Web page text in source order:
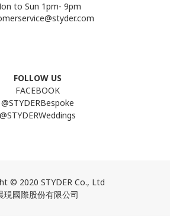
to Sun 1pm- 9pm
FOLLOW US
FACEBOOK
@STYDERBespoke
@STYDERWeddings
© 2020 STYDER Co., Ltd
現國際股份有限公司